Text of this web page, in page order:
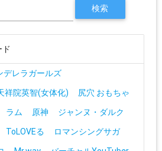
デレラガールズ
祥院英智(女体化)
尻穴 おもちゃ
ラム 原神
ジャンヌ・ダルク
ToLOVEる
ロマンシングサガ